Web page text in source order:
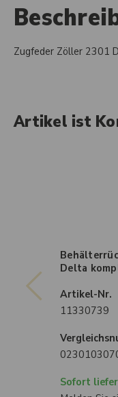
Zugfeder Zöller 2301
Artikel ist
Delta
Artikel-Nr.
11330739
Sofort